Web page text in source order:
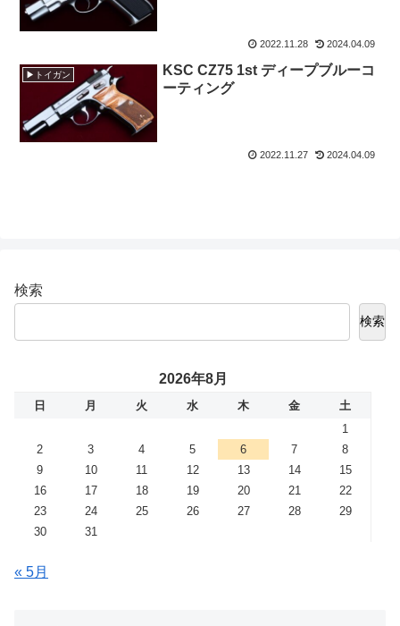
2022.11.28 2024.04.09
▶トイガン
KSC CZ75 1st ディープブルーコ
ーティング
2022.11.27 2024.04.09
検索
検索
2026年8月
日 月 火 水 木 金
土
1
2
3 4 5 6 7
8
9
10 11 12 13 14
15
16
17 18 19 20 21
22
23
24 25 26 27 28
29
30
31
« 5月